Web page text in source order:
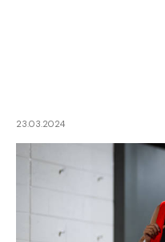
23.03.2024